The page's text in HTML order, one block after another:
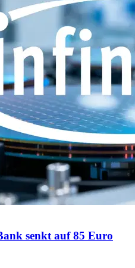
senkt auf 85 Euro